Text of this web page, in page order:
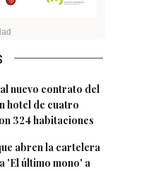
nuevo contrato del
hotel de cuatro
324 habitaciones
abren la cartelera
'El último mono' a